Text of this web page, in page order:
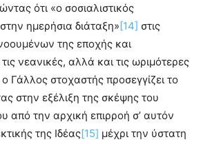
ότι «ο σοσιαλιστικός
ημερήσια διάταξη»[14] στις
της εποχής και
νεανικές, αλλά και τις ωριμότερες
Γάλλος στοχαστής προσεγγίζει το
στην εξέλιξη της σκέψης του
από την αρχική επιρροή σ’ αυτόν
της Ιδέας[15] μέχρι την ύστατη